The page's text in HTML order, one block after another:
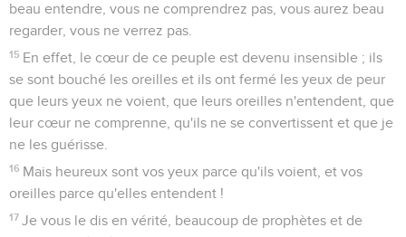
beau entendre, vous ne comprendrez pas, vous aurez beau
regarder, vous ne verrez pas.
15 En effet, le cœur de ce peuple est devenu insensible ; ils
se sont bouché les oreilles et ils ont fermé les yeux de peur
que leurs yeux ne voient, que leurs oreilles n'entendent, que
leur cœur ne comprenne, qu'ils ne se convertissent et que je
ne les guérisse.
16 Mais heureux sont vos yeux parce qu'ils voient, et vos
oreilles parce qu'elles entendent !
17 Je vous le dis en vérité, beaucoup de prophètes et de